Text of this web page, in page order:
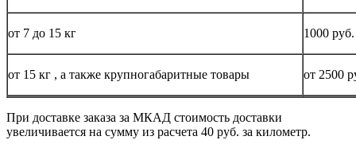
от 7 до 15 кг 1000 руб.
от 15 кг , а также крупногабаритные товары от 2500
При доставке заказа за МКАД стоимость доставки
увеличивается на сумму из расчета 40 руб. за километр.